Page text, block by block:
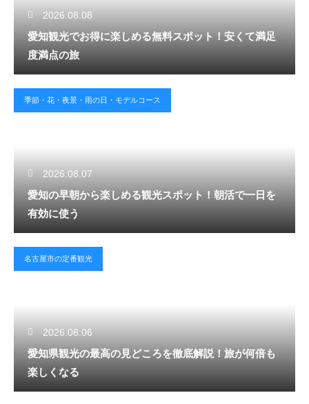
2026.08.08
愛知観光でお得に楽しめる無料スポット！安くて満足
度満点の旅
季節・花・夜景・雨の日・モデルコース
2026.08.07
愛知の早朝から楽しめる観光スポット！朝活で一日を
有効に使う
名古屋市の定番観光
2026.08.06
愛知県観光の最高の見どころを徹底解説！旅が何倍も
楽しくなる